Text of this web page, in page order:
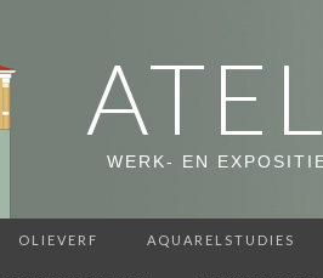
WERK- EN
OLIEVERF AQUARELSTUDIES